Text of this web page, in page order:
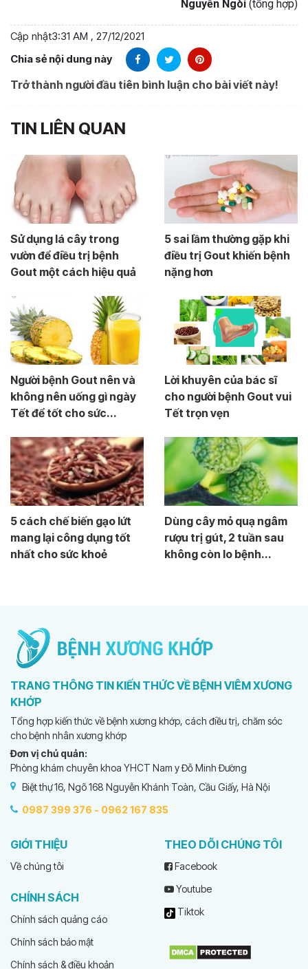
Nguyễn Ngòi (tổng hợp)
Cập nhật3:31 AM , 27/12/2021
Chia sẻ nội dung này
Trở thành người đầu tiên bình luận cho bài viết này!
TIN LIÊN QUAN
Sử dụng lá cây trong
vườn để điều trị bệnh
Gout một cách hiệu quả
5 sai lầm thường gặp khi
điều trị Gout khiến bệnh
nặng hơn
Người bệnh Gout nên và
không nên uống gì ngày
Tết để tốt cho sức...
Lời khuyên của bác sĩ
cho người bệnh Gout vui
Tết trọn vẹn
5 cách chế biến gạo lứt
mang lại công dụng tốt
nhất cho sức khoẻ
Dùng cây mỏ quạ ngâm
rượu trị gút, 2 tuần sau
không còn lo bệnh...
TRANG THÔNG TIN KIẾN THỨC VỀ BỆNH VIÊM XƯƠNG
KHỚP
Tổng hợp kiến thức về bệnh xương khớp, cách điều trị, chăm sóc
cho bệnh nhân xương khớp
Đơn vị chủ quản:
Phòng khám chuyên khoa YHCT Nam y Đỗ Minh Đường
Biệt thự 16, Ngõ 168 Nguyễn Khánh Toàn, Cầu Giấy, Hà Nội
0987 399 376 - 0962 167 835
GIỚI THIỆU
Về chúng tôi
CHÍNH SÁCH
Chính sách quảng cáo
Chính sách bảo mật
Chính sách & điều khoản
THEO DÕI CHÚNG TÔI
Facebook
Youtube
Tiktok